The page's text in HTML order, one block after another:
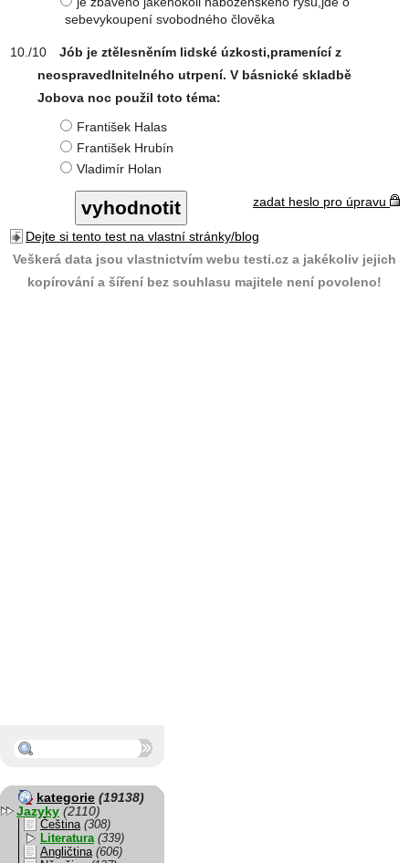
sebevykoupení svobodného člověka
Jób je ztělesněním lidské úzkosti,pramenící z
neospravedlnitelného utrpení. V básnické skladbě
Jobova noc použil toto téma:
František Halas
František Hrubín
Vladimír Holan
zadat heslo pro úpravu
Dejte si tento test na vlastní stránky/blog
Veškerá data jsou vlastnictvím webu testi.cz a jakékoliv jejich
kopírování a šíření bez souhlasu majitele není povoleno!
kategorie (19138)
Jazyky (2110)
Čeština (308)
Literatura (339)
Angličtina (606)